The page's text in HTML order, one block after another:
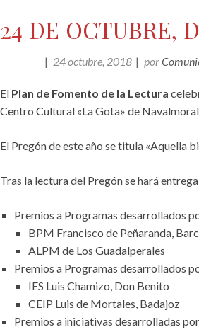
24 DE OCTUBRE,
24 octubre, 2018 por
El Plan de Fomento de la Lectura
Centro Cultural «La Gota» de
El Pregón de este año se titula «Aquella
Tras la lectura del Pregón se hará
Premios a Programas desarrollados
BPM Francisco de Peñaranda,
ALPM de Los Guadalperales
Premios a Programas desarrollados
IES Luis Chamizo, Don Benito
CEIP Luis de Mortales, Badajoz
Premios a iniciativas desarrolladas